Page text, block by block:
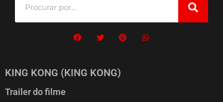
KING KONG (KING KONG)
Trailer do filme